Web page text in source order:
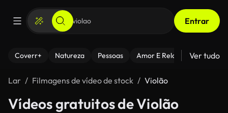
Entrar
Coverr+ Natureza Pessoas Amor E Relacionamentos
Ver tudo
Lar Filmagens de vídeo de stock Violão
Vídeos gratuitos de Violão